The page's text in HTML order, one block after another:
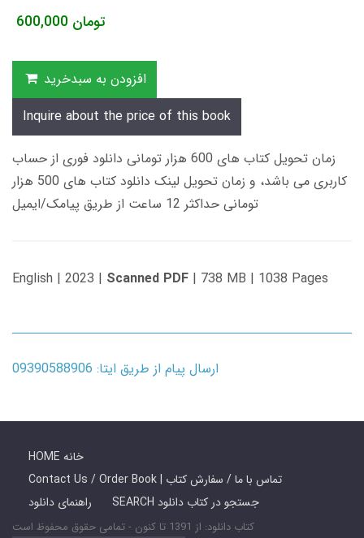
600,000 تومان
افزودن به سبدخرید
Inquire about the price of this book
زمان تحویل کتاب های 600 هزار تومانی دانلود فوری از حساب
کاربری می باشد، و زمان تحویل لینک دانلود کتاب های 500 هزار
تومانی حداکثر 12 ساعت از طریق پیامک/ایمیل
English | 2023 | Scanned PDF | 738 MB | 1038 Pages
ارسال پیام از طریق ایتا: 09390588906
HOME خانه
Contact Us / Order Book | تماس با ما / سفارش کتاب
راهنمای دانلود
SEARCH جستجو در کتاب دانلود
کتاب دانلود: از 1391 تا کنون - تمامی حقوق محفوظ است